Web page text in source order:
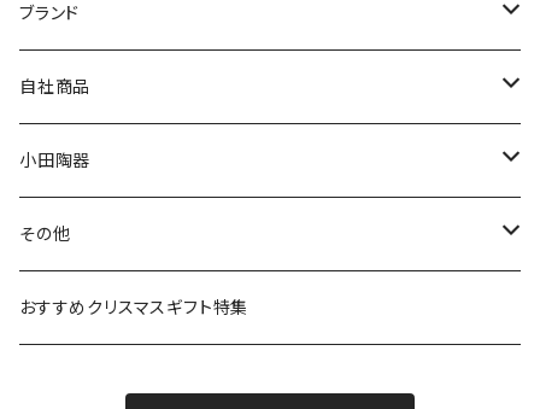
マグ＆カップ
プレート
ボウル
ガラスウェア
カトラリー
ムーミン
80th記念アイテム
リトルミイの日記念アイテム
MOOMIN ANIMATION
スヌーピー
ピーターラビット
ポケットモンスター
ブランド
LA AMYS(エミーズ)
LISA LARSON(リサラーソン)
LAURA ASHLEY(ローラ アシュレイ)
Finlayson(フィンレイソン)
自社商品
ねこ企画
Cecera(セセラ)
CELEC(セレック)
小田陶器
さざなみ
吉祥
その他
リサイクル食器
おすすめクリスマスギフト特集